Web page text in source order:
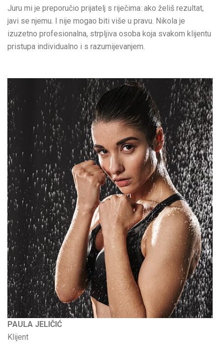
Juru mi je preporučio prijatelj s riječima: ako želiš rezultat,
javi se njemu. I nije mogao biti više u pravu. Nikola je
izuzetno profesionalna, strpljiva osoba koja svakom klijentu
pristupa individualno i s razumijevanjem.
PAULA JELIČIĆ
Klijent